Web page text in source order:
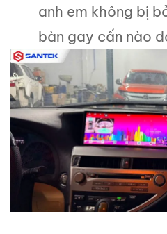
anh em không bị
bàn gay cấn nào